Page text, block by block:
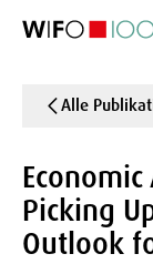
Alle
Picking
Outlook